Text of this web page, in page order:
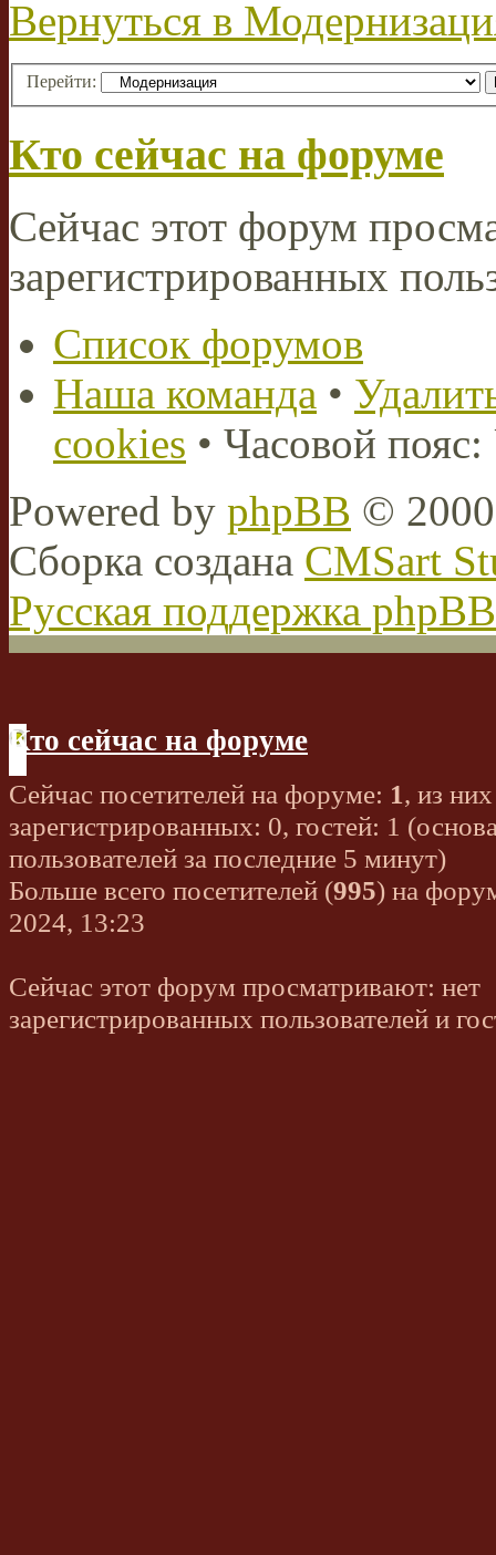
Вернуться в
Перейти:
Кто сейчас на форуме
Сейчас этот форум
зарегистрированных
Список форумов
Наша команда •
cookies • Часовой
Powered by phpBB ©
Сборка создана CMSart
Русская поддержка phpBB
Кто сейчас на форуме
Сейчас посетителей на форуме: 1, из них
зарегистрированных: 0, гостей: 1
пользователей за последние 5 минут)
Больше всего посетителей (995) на
2024, 13:23
Сейчас этот форум просматривают: нет
зарегистрированных пользователей и